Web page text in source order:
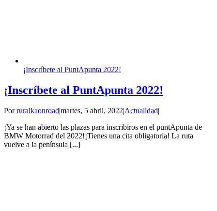
¡Inscríbete al PuntApunta 2022!
¡Inscríbete al PuntApunta 2022!
Porruralkaonroad|martes, 5 abril, 2022|Actualidad|
¡Ya se han abierto las plazas para inscribiros en el puntApunta de
BMW Motorrad del 2022!¡Tienes una cita obligatoria! La ruta
vuelve a la península [...]